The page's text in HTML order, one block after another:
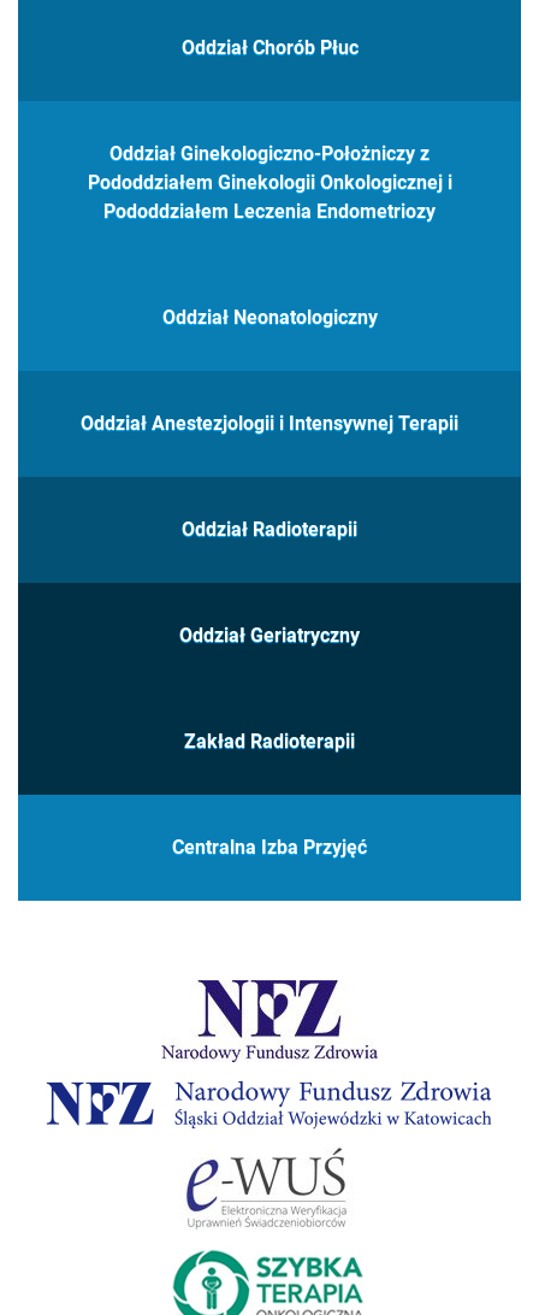
Oddział Chorób Płuc
Oddział Ginekologiczno-Położniczy z
Pododdziałem Ginekologii Onkologicznej i
Pododdziałem Leczenia Endometriozy
Oddział Neonatologiczny
Oddział Anestezjologii i Intensywnej Terapii
Oddział Radioterapii
Oddział Geriatryczny
Zakład Radioterapii
Centralna Izba Przyjęć